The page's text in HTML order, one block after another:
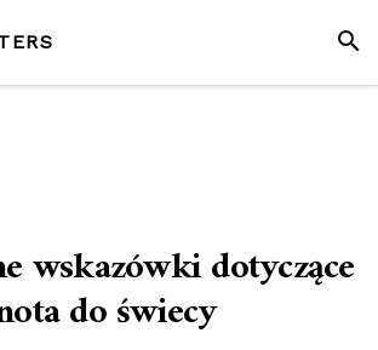
wskazówki dotyczące
do świecy